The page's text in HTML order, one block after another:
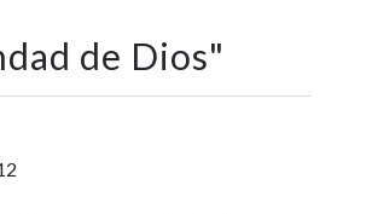
de Dios"